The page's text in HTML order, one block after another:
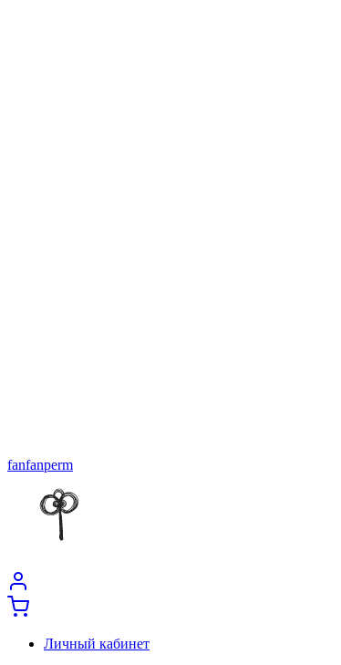
fanfanperm
Личный кабинет